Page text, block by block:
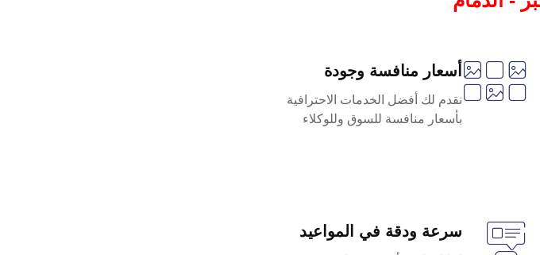
أسعار منافسة وجودة
نقدم لك أفضل الخدمات الاحترافية
بأسعار منافسة للسوق وللوكلاء
سرعة ودقة في المواعيد